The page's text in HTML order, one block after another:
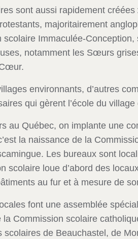
sont aussi rapidement
majoritairement
Immaculée-Conception,
notamment les Sœurs
environnants, d’autres
qui gèrent l’école du
au Québec, on implante une
la naissance de la
Les bureaux sont
scolaire loue d’abord des
au fur et à mesure de
font une assemblée
Commission scolaire
scolaires de Beauchastel, de